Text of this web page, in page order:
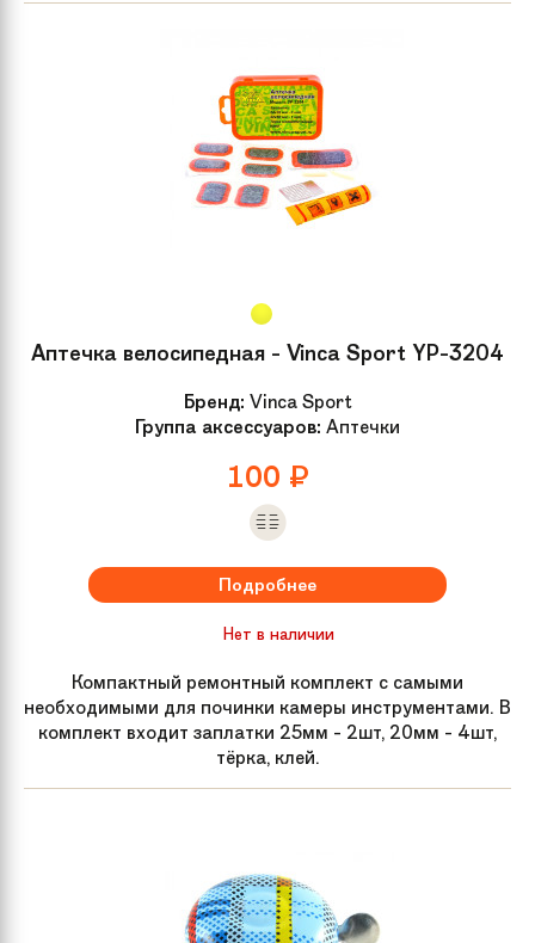
Аптечка велосипедная - Vinca Sport YP-3204
Бренд: Vinca Sport
Группа аксессуаров: Аптечки
100 ₽
Подробнее
Нет в наличии
Компактный ремонтный комплект с самыми
необходимыми для починки камеры инструментами. В
комплект входит заплатки 25мм - 2шт, 20мм - 4шт,
тёрка, клей.